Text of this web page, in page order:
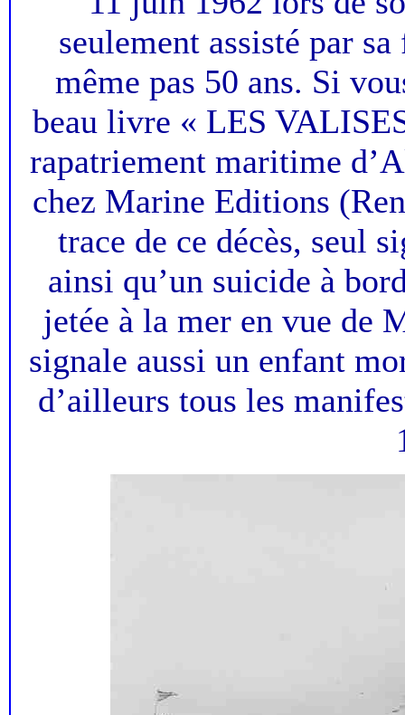
seulement assisté par
même pas 50 ans. Si
beau livre « LES
rapatriement maritime
chez Marine Editions
trace de ce décès, seul
ainsi qu’un suicide à
jetée à la mer en vue de
signale aussi un enfant
d’ailleurs tous les